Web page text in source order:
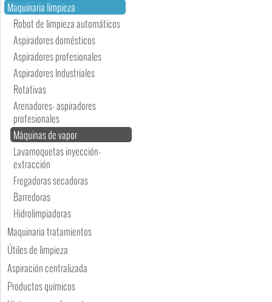
Maquinaria limpieza
Robot de limpieza automáticos
Aspiradores domésticos
Aspiradores profesionales
Aspiradores Industriales
Rotativas
Arenadores- aspiradores
profesionales
Máquinas de vapor
Lavamoquetas inyección-
extracción
Fregadoras secadoras
Barredoras
Hidrolimpiadoras
Maquinaria tratamientos
Útiles de limpieza
Aspiración centralizada
Productos químicos